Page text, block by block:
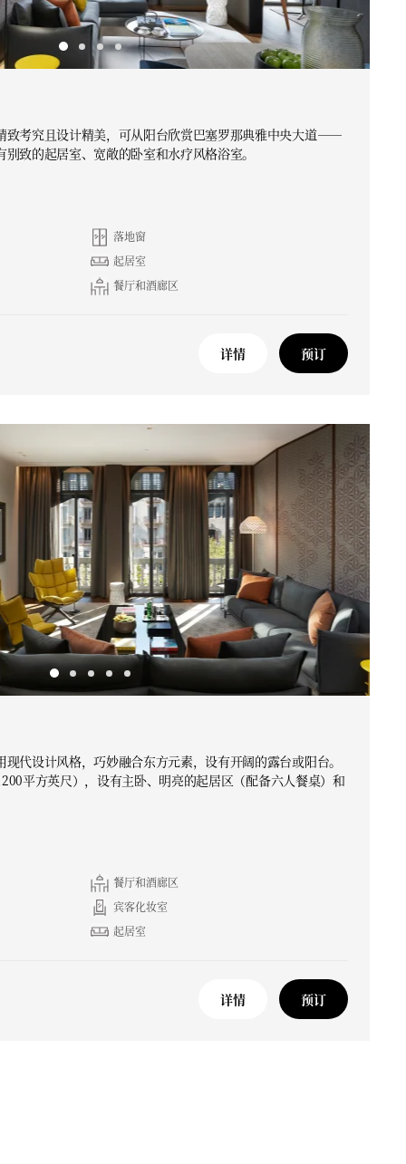
致考究且设计精美，可从阳台欣赏巴塞罗那典雅中央大道——
致的起居室、宽敞的卧室和水疗风格浴室。
落地窗
起居室
餐厅和酒廊区
详情 预订
代设计风格，巧妙融合东方元素，设有开阔的露台或阳台。
平方英尺），设有主卧、明亮的起居区（配备六人餐桌）和
餐厅和酒廊区
宾客化妆室
起居室
详情 预订